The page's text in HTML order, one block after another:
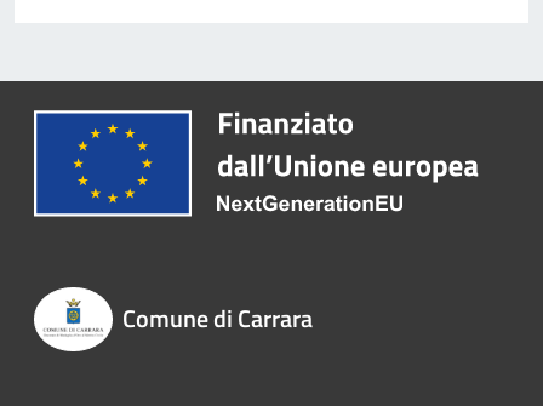
Comune di Carrara